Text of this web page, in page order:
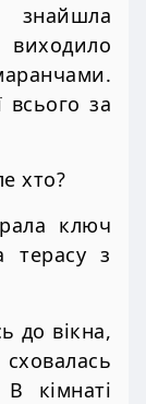
всього за
хто?
ключ
терасу з
до вікна,
кімнаті